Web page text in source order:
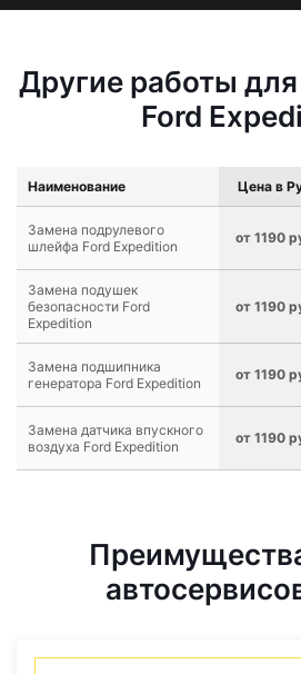
Другие работы
Ford
Наименование Цена в
Замена подрулевого
шлейфа Ford Expedition
от 1190
Замена подушек
безопасности Ford
Expedition
от 1190
Замена подшипника
генератора Ford Expedition
от 1190
Замена датчика впускного
воздуха Ford Expedition
от 1190